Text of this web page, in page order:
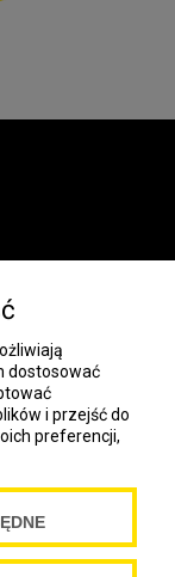
dostosować
i przejść do
preferencji,